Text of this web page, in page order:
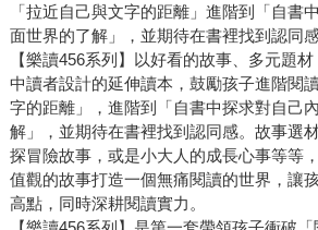
「拉近自己與文字的距離」進階到「自書
面世界的了解」，並期待在書裡找到認同感
【樂讀456系列】以好看的故事、多元題
中讀者設計的延伸讀本，鼓勵孩子進階閱
字的距離」，進階到「自書中探求對自己
解」，並期待在書裡找到認同感。故事選
探冒險故事，或是小大人的成長心事等等
值觀的故事打造一個無痛閱讀的世界，讓
高點，同時深耕閱讀實力。